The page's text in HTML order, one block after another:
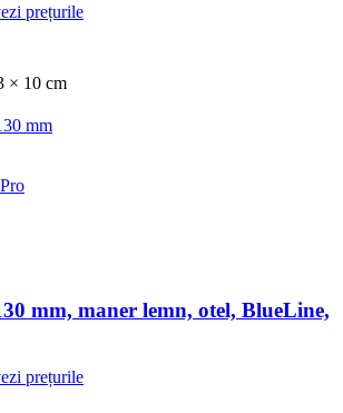
prețurile
× 10 cm
mm
mm, maner lemn, otel, BlueLine,
prețurile